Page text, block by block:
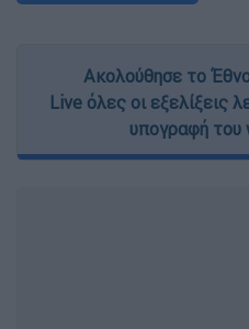
Ακολούθησε το
Live όλες οι εξελίξεις
υπογραφή του